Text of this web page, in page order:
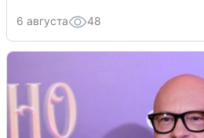
6 августа 48